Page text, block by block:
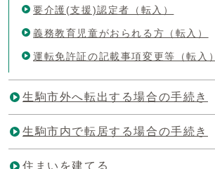
要介護(支援)認定者（転入）
義務教育児童がおられる方（転入）
運転免許証の記載事項変更等（転入）
生駒市外へ転出する場合の手続き
生駒市内で転居する場合の手続き
住まいを建てる